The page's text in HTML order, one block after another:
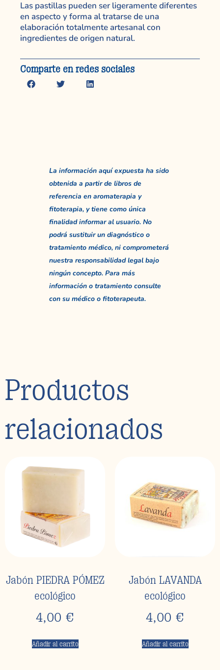
Las pastillas pueden ser ligeramente diferentes
en aspecto y forma al tratarse de una
elaboración totalmente artesanal con
ingredientes de origen natural.
Comparte en redes sociales
La información aquí expuesta ha sido
obtenida a partir de libros de
referencia en aromaterapia y
fitoterapia, y tiene como única
finalidad informar al usuario. No
podrá sustituir un diagnóstico o
tratamiento médico, ni comprometerá
nuestra responsabilidad legal bajo
ningún concepto. Para más
información o tratamiento consulte
con su médico o fitoterapeuta.
Productos
relacionados
Jabón PIEDRA PÓMEZ
ecológico
4,00 €
Añadir al carrito
Jabón LAVANDA
ecológico
4,00 €
Añadir al carrito